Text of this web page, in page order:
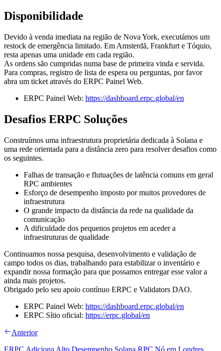
Disponibilidade
Devido à venda imediata na região de Nova York, executámos um
restock de emergência limitado. Em Amsterdã, Frankfurt e Tóquio,
resta apenas uma unidade em cada região.
As ordens são cumpridas numa base de primeira vinda e servida.
Para compras, registro de lista de espera ou perguntas, por favor
abra um ticket através do ERPC Painel Web.
ERPC Painel Web: https://dashboard.erpc.global/en
Desafios ERPC Soluções
Construímos uma infraestrutura proprietária dedicada à Solana e
uma rede orientada para a distância zero para resolver desafios como
os seguintes.
Falhas de transação e flutuações de latência comuns em geral
RPC ambientes
Esforço de desempenho imposto por muitos provedores de
infraestrutura
O grande impacto da distância da rede na qualidade da
comunicação
A dificuldade dos pequenos projetos em aceder a
infraestruturas de qualidade
Continuamos nossa pesquisa, desenvolvimento e validação de
campo todos os dias, trabalhando para estabilizar o inventário e
expandir nossa formação para que possamos entregar esse valor a
ainda mais projetos.
Obrigado pelo seu apoio contínuo ERPC e Validators DAO.
ERPC Painel Web: https://dashboard.erpc.global/en
ERPC Sítio oficial: https://erpc.global/en
Anterior
ERPC Adiciona Alto Desempenho Solana RPC Nó em Londres